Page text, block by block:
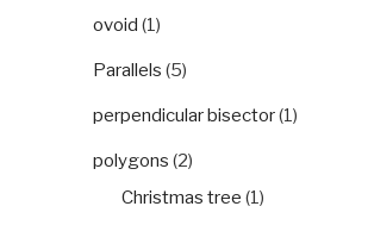
ovoid (1)
Parallels (5)
perpendicular bisector(1)
polygons (2)
Christmas tree (1)